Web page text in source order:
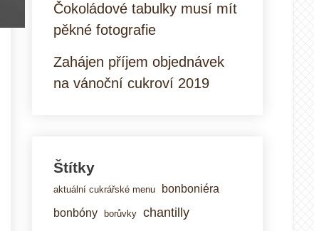
Čokoládové tabulky musí mít
pěkné fotografie
Zahájen příjem objednávek
na vánoční cukroví 2019
Štítky
aktuální cukrářské menu
bonboniéra
bonbóny
borůvky chantilly